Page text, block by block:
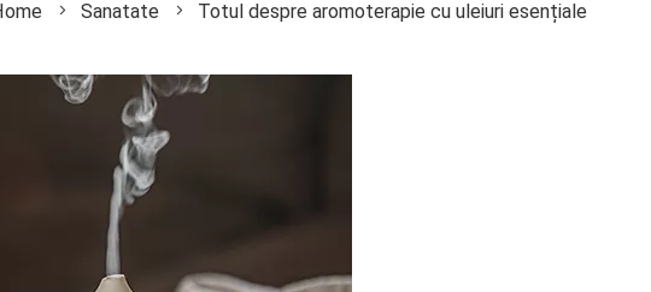
Sanatate Totul despre aromoterapie cu uleiuri esențiale